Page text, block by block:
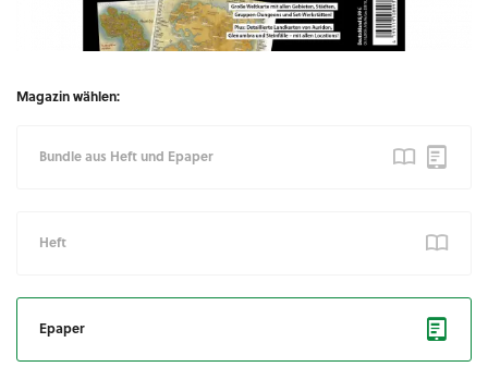
Magazin wählen:
Bundle aus Heft und Epaper
Heft
Epaper